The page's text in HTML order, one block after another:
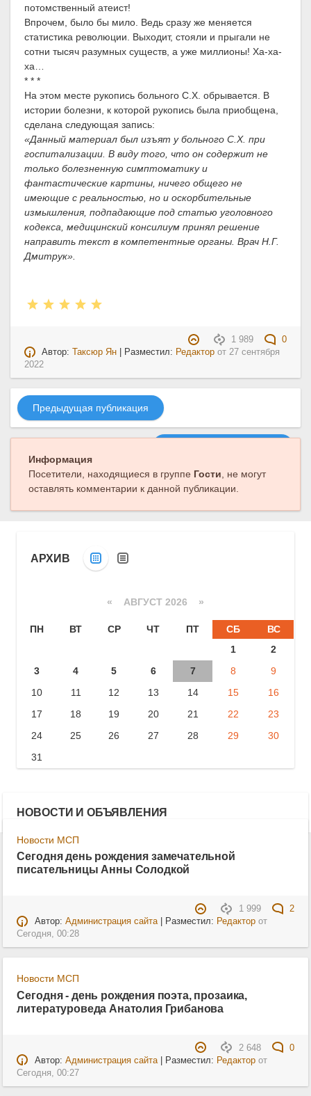
потомственный атеист!
Впрочем, было бы мило. Ведь сразу же меняется
статистика революции. Выходит, стояли и прыгали не
сотни тысяч разумных существ, а уже миллионы! Ха-ха-
ха…
* * *
На этом месте рукопись больного С.Х. обрывается. В
истории болезни, к которой рукопись была приобщена,
сделана следующая запись:
«Данный материал был изъят у больного С.Х. при
госпитализации. В виду того, что он содержит не
только болезненную симптоматику и
фантастические картины, ничего общего не
имеющие с реальностью, но и оскорбительные
измышления, подпадающие под статью уголовного
кодекса, медицинский консилиум принял решение
направить текст в компетентные органы. Врач Н.Г.
Дмитрук».
1 989
0
Автор:
Таксюр Ян | Разместил: Редактор от27 сентября
2022
Предыдущая публикация
Информация
Посетители, находящиеся в группе Гости, не могут
оставлять комментарии к данной публикации.
АРХИВ
« АВГУСТ 2026 »
ПН ВТ СР ЧТ ПТ СБ
ВС
1
2
3
4 5 6 7 8
9
10
11 12 13 14 15
16
17
18 19 20 21 22
23
24
25 26 27 28 29
30
31
НОВОСТИ И ОБЪЯВЛЕНИЯ
Новости МСП
Сегодня день рождения замечательной
писательницы Анны Солодкой
1 999
2
Автор: Администрация сайта| Разместил: Редакторот
Сегодня, 00:28
Новости МСП
Сегодня - день рождения поэта, прозаика,
литературоведа Анатолия Грибанова
2 648
0
Автор: Администрация сайта| Разместил: Редакторот
Сегодня, 00:27